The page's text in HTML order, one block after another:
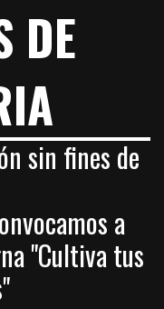
DE
sin fines de
a
"Cultiva tus